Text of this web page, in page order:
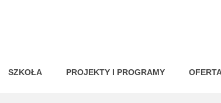
SZKOŁA PROJEKTY I PROGRAMY